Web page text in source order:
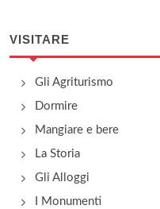
VISITARE
Gli Agriturismo
Dormire
Mangiare e bere
La Storia
Gli Alloggi
I Monumenti